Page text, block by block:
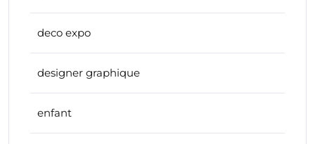
deco expo
designer graphique
enfant